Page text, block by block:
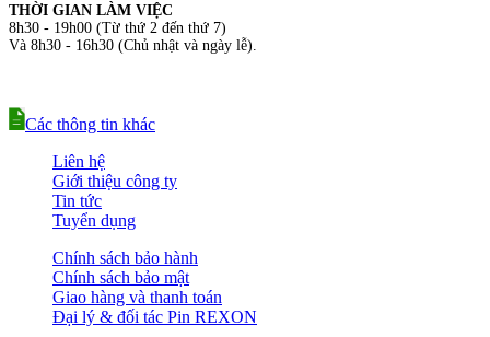
THỜI GIAN LÀM VIỆC
8h30 - 19h00 (Từ thứ 2 đến thứ 7)
Và 8h30 - 16h30 (Chủ nhật và ngày lễ).
Các thông tin khác
Liên hệ
Giới thiệu công ty
Tin tức
Tuyển dụng
Chính sách bảo hành
Chính sách bảo mật
Giao hàng và thanh toán
Đại lý & đối tác Pin REXON